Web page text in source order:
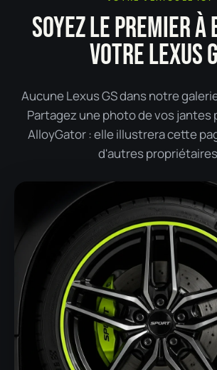
SOYEZ LE PREMIER À
VOTRE LEXUS
Aucune Lexus GS dans notre
Partagez une photo de vos jantes
AlloyGator : elle illustrera cette
d'autres